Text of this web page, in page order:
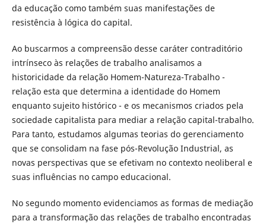
da educação como também suas manifestações de
resistência à lógica do capital.
Ao buscarmos a compreensão desse caráter contraditório
intrínseco às relações de trabalho analisamos a
historicidade da relação Homem-Natureza-Trabalho -
relação esta que determina a identidade do Homem
enquanto sujeito histórico - e os mecanismos criados pela
sociedade capitalista para mediar a relação capital-trabalho.
Para tanto, estudamos algumas teorias do gerenciamento
que se consolidam na fase pós-Revolução Industrial, as
novas perspectivas que se efetivam no contexto neoliberal e
suas influências no campo educacional.
No segundo momento evidenciamos as formas de mediação
para a transformação das relações de trabalho encontradas